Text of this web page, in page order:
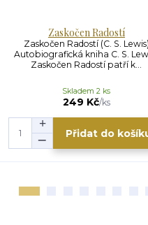
Zaskočen Radostí
Zaskočen Radostí (C. S. Lewis)
Autobiografická kniha C. S.
Zaskočen Radostí patří k...
249 Kč/ks
Skladem 2 ks
Přidat do